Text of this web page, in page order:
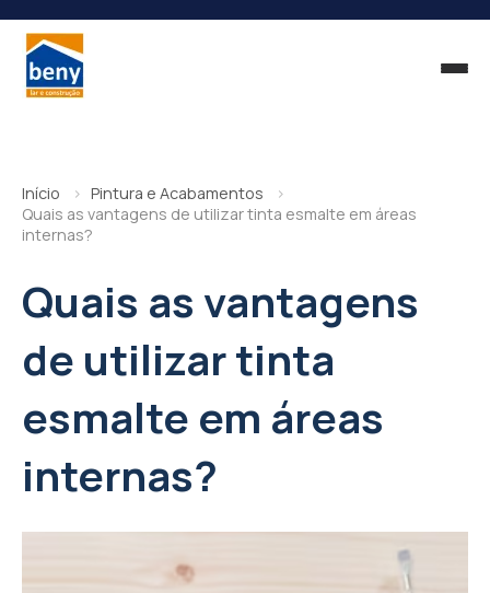
Início
Pintura e Acabamentos
Quais as vantagens de utilizar tinta esmalte em áreas
internas?
Quais as vantagens
de utilizar tinta
esmalte em áreas
internas?